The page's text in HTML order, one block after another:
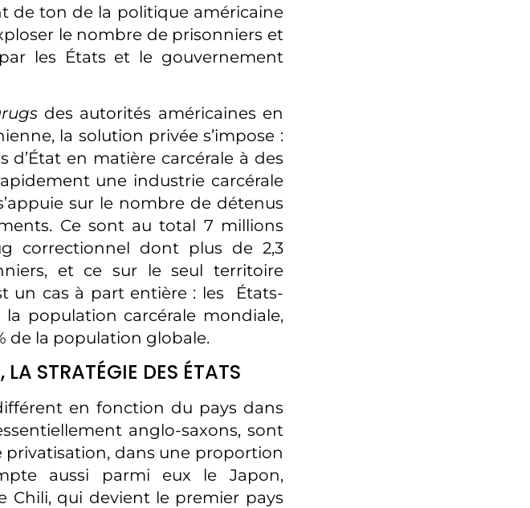
de ton de la politique américaine
le nombre de prisonniers et
les États et le gouvernement
des autorités américaines en
la solution privée s’impose :
d’État en matière carcérale à des
une industrie carcérale
sur le nombre de détenus
Ce sont au total 7 millions
correctionnel dont plus de 2,3
et ce sur le seul territoire
un cas à part entière : les États-
population carcérale mondiale,
de la population globale.
STRATÉGIE DES ÉTATS
en fonction du pays dans
anglo-saxons, sont
dans une proportion
aussi parmi eux le Japon,
Chili, qui devient le premier pays